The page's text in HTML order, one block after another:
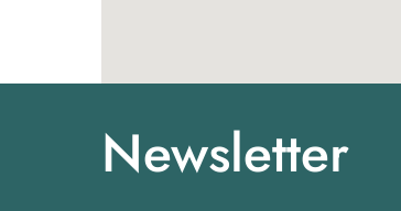
Newsletter